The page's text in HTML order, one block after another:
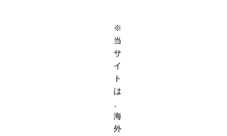
※
当
サ
イ
ト
は
海
外